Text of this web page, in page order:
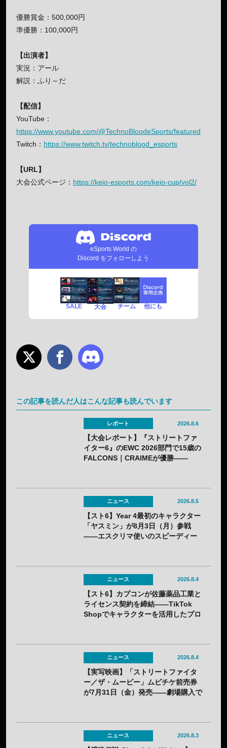
優勝賞金：500,000円
準優勝：100,000円
【出演者】
実況：アール
解説：ふり～だ
【配信】
YouTube：
https://www.youtube.com/@TechnoBloodeSports/featured
Twitch： https://www.twitch.tv/technoblood_esports
【URL】
大会公式ページ： https://keio-esports.com/keio-cup/vol2/
eSports World の
Discord をフォローしよう
SALE 大会 チーム 他にも
この記事を読んだ人はこんな記事も読んでいます
レポート 2026.8.6
【大会レポート】『ストリートファ
イター6』のEWC 2026部門で15歳の
FALCONS｜CRAIMEが優勝——
ニュース 2026.8.5
【スト6】Year 4最初のキャラクター
「ヤスミン」が8月3日（月）参戦
——エスクリマ使いのスピーディー
ニュース 2026.8.4
【スト6】カプコンが佐藤薬品工業と
ライセンス契約を締結——TikTok
Shopでキャラクターを活用したプロ
ニュース 2026.8.4
【実写映画】「ストリートファイタ
ー／ザ・ムービー」ムビチケ前売券
が7月31日（金）発売——劇場購入で
ニュース 2026.8.3